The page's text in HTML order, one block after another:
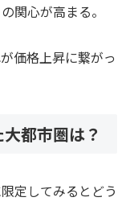
関心が高まる。
価格上昇に繋がっ
都市圏は？
定してみるとどう